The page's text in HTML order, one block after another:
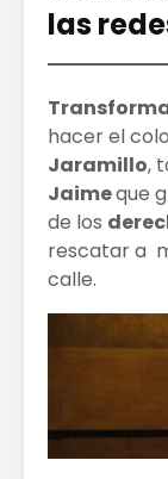
las
hacer el
Jaramillo,
Jaimeque
de los
rescatar a
calle.